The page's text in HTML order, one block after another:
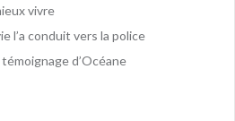
vivre
l’a conduit vers la police
d’Océane